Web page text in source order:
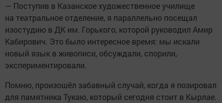
— Поступив в Казанское художественное училище
на театральное отделение, я параллельно посещал
изостудию в ДК им. Горького, которой руководил Амир
Кабирович. Это было интересное время: мы искали
новый язык в живописи, обсуждали, спорили,
экспериментировали.
Помню, произошёл забавный случай, когда я позировал
для памятника Тукаю, который сегодня стоит в Кырлае.